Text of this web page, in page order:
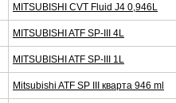
MITSUBISHI CVT Fluid J4 0,946L
MITSUBISHI ATF SP-III 4L
MITSUBISHI ATF SP-III 1L
Mitsubishi ATF SP III кварта 946 ml